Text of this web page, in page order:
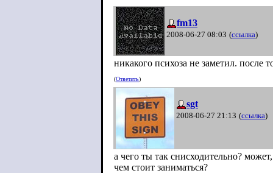
fm13
2008-06-27 08:03 (ссылка)
никакого психоза не заметил. после
(Ответить)
sgt
2008-06-27 21:13 (ссылка)
а чего ты так снисходительно?
чем стоит заниматься?